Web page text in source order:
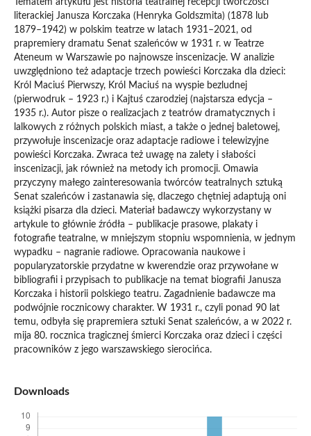
Tematem artykułu jest historia teatralnej recepcji twórczości
literackiej Janusza Korczaka (Henryka Goldszmita) (1878 lub
1879–1942) w polskim teatrze w latach 1931–2021, od
prapremiery dramatu Senat szaleńców w 1931 r. w Teatrze
Ateneum w Warszawie po najnowsze inscenizacje. W analizie
uwzględniono też adaptacje trzech powieści Korczaka dla dzieci:
Król Maciuś Pierwszy, Król Maciuś na wyspie bezludnej
(pierwodruk – 1923 r.) i Kajtuś czarodziej (najstarsza edycja –
1935 r.). Autor pisze o realizacjach z teatrów dramatycznych i
lalkowych z różnych polskich miast, a także o jednej baletowej,
przywołuje inscenizacje oraz adaptacje radiowe i telewizyjne
powieści Korczaka. Zwraca też uwagę na zalety i słabości
inscenizacji, jak również na metody ich promocji. Omawia
przyczyny małego zainteresowania twórców teatralnych sztuką
Senat szaleńców i zastanawia się, dlaczego chętniej adaptują oni
książki pisarza dla dzieci. Materiał badawczy wykorzystany w
artykule to głównie źródła – publikacje prasowe, plakaty i
fotografie teatralne, w mniejszym stopniu wspomnienia, w jednym
wypadku – nagranie radiowe. Opracowania naukowe i
popularyzatorskie przydatne w kwerendzie oraz przywołane w
bibliografii i przypisach to publikacje na temat biografii Janusza
Korczaka i historii polskiego teatru. Zagadnienie badawcze ma
podwójnie rocznicowy charakter. W 1931 r., czyli ponad 90 lat
temu, odbyła się prapremiera sztuki Senat szaleńców, a w 2022 r.
mija 80. rocznica tragicznej śmierci Korczaka oraz dzieci i części
pracowników z jego warszawskiego sierocińca.
Downloads